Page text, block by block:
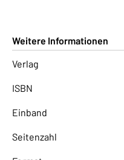
Weitere Informationen
Verlag
ISBN
Einband
Seitenzahl